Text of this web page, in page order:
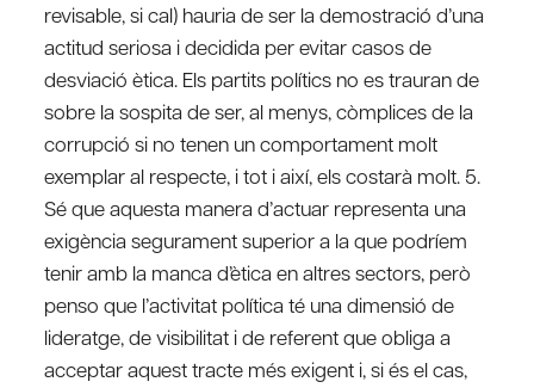
revisable, si cal) hauria de ser la demostració d’una
actitud seriosa i decidida per evitar casos de
desviació ètica. Els partits polítics no es trauran de
sobre la sospita de ser, al menys, còmplices de la
corrupció si no tenen un comportament molt
exemplar al respecte, i tot i així, els costarà molt. 5.
Sé que aquesta manera d’actuar representa una
exigència segurament superior a la que podríem
tenir amb la manca d’ètica en altres sectors, però
penso que l’activitat política té una dimensió de
lideratge, de visibilitat i de referent que obliga a
acceptar aquest tracte més exigent i, si és el cas,